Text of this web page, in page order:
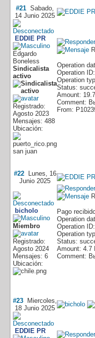
#21 Sabado,
14 Junio 2025
EDDIE PR
Edgardo
Boneless
Sindicalista
activo
Registrado:
Agosto 2023
Mensajes: 488
Ubicación:
san juan
Operation
Operation
Operation
Status:
Amount:
Comment:
From:
#22Lunes, 16
Junio 2025
bicholo
Miembro
Registrado:
Agosto 2024
Mensajes: 6
Ubicación:
Pago
Operation
Operation
Operation
Status:
Amount: 4.7
Comment:
#23 Miercoles,
18 Junio 2025
EDDIE PR